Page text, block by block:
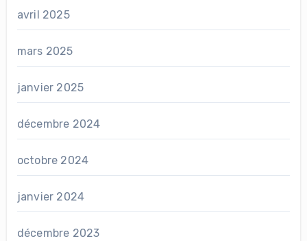
avril 2025
mars 2025
janvier 2025
décembre 2024
octobre 2024
janvier 2024
décembre 2023